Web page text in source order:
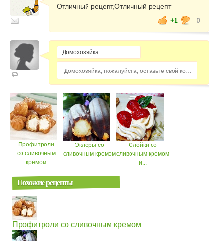
Отличный рецепт,Отличный рецепт
+1
0
Домохозяйка, пожалуйста, оставьте свой комментарий...
Профитроли
со сливочным
кремом
Эклеры со
сливочным кремом
Слойки со
сливочным кремом
и...
Похожие рецепты
Профитроли со сливочным кремом